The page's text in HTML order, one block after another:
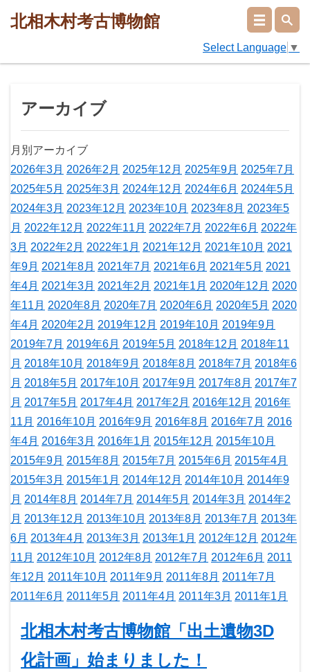
北相木村考古博物館
Select Language ▼
アーカイブ
月別アーカイブ
2026年3月 2026年2月 2025年12月 2025年9月 2025年7月
2025年5月 2025年3月 2024年12月 2024年6月 2024年5月
2024年3月 2023年12月 2023年10月 2023年8月 2023年5
月 2022年12月 2022年11月 2022年7月 2022年6月 2022年
3月 2022年2月 2022年1月 2021年12月 2021年10月 2021
年9月 2021年8月 2021年7月 2021年6月 2021年5月 2021
年4月 2021年3月 2021年2月 2021年1月 2020年12月 2020
年11月 2020年8月 2020年7月 2020年6月 2020年5月 2020
年4月 2020年2月 2019年12月 2019年10月 2019年9月
2019年7月 2019年6月 2019年5月 2018年12月 2018年11
月 2018年10月 2018年9月 2018年8月 2018年7月 2018年6
月 2018年5月 2017年10月 2017年9月 2017年8月 2017年7
月 2017年5月 2017年4月 2017年2月 2016年12月 2016年
11月 2016年10月 2016年9月 2016年8月 2016年7月 2016
年4月 2016年3月 2016年1月 2015年12月 2015年10月
2015年9月 2015年8月 2015年7月 2015年6月 2015年4月
2015年3月 2015年1月 2014年12月 2014年10月 2014年9
月 2014年8月 2014年7月 2014年5月 2014年3月 2014年2
月 2013年12月 2013年10月 2013年8月 2013年7月 2013年
6月 2013年4月 2013年3月 2013年1月 2012年12月 2012年
11月 2012年10月 2012年8月 2012年7月 2012年6月 2011
年12月 2011年10月 2011年9月 2011年8月 2011年7月
2011年6月 2011年5月 2011年4月 2011年3月 2011年1月
北相木村考古博物館「出土遺物3D
化計画」始まりました！